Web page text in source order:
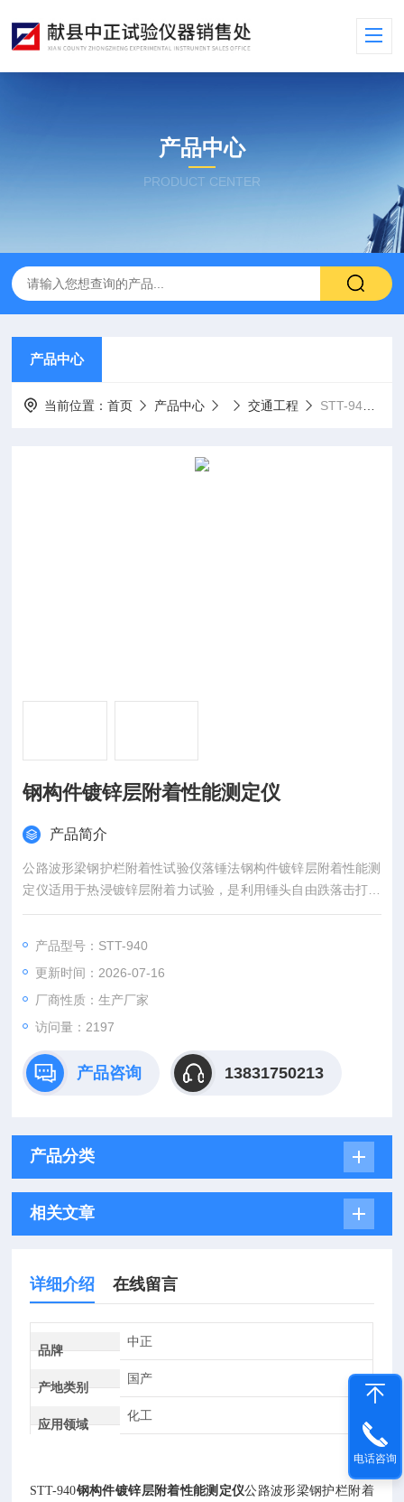
产品中心
PRODUCT CENTER
产品中心
当前位置：首页 产品中心 交通工程 STT-940钢构件镀锌层附着性能测定仪
钢构件镀锌层附着性能测定仪
产品简介
公路波形梁钢护栏附着性试验仪落锤法钢构件镀锌层附着性能测
定仪适用于热浸镀锌层附着力试验，是利用锤头自由跌落击打试
样来测试镀锌层附着性能质量进行评价。
产品型号：STT-940
更新时间：2026-07-16
厂商性质：生产厂家
访问量：2197
产品咨询 13831750213
产品分类
相关文章
详细介绍 在线留言
品牌
中正
产地类别
国产
应用领域
化工
STT-940钢构件镀锌层附着性能测定仪公路波形梁钢护栏附着
电话咨询